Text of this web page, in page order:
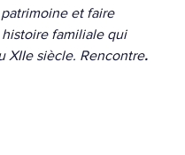
et faire
familiale qui
XIIe siècle. Rencontre.